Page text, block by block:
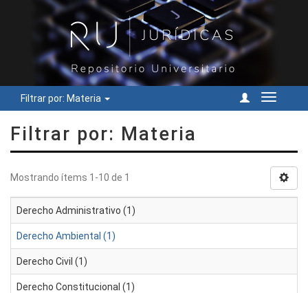
Filtrar por: Materia
Cambiar
Filtrar por: Materia
Mostrando ítems 1-10 de 1
Derecho Administrativo (1)
Derecho Ambiental (1)
Derecho Civil (1)
Derecho Constitucional (1)